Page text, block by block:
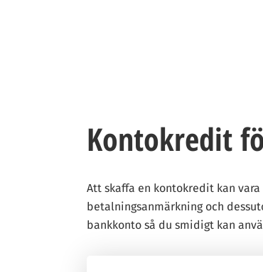
Kontokredit
Att skaffa en kontokredit kan
betalningsanmärkning och
bankkonto så du smidigt kan